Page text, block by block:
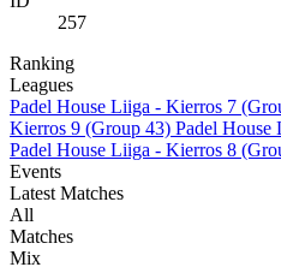
257
Ranking
Leagues
Padel House Liiga - Kierros 7
Kierros 9 (Group 43) Padel House
Padel House Liiga - Kierros 8
Events
Latest Matches
All
Matches
Mix